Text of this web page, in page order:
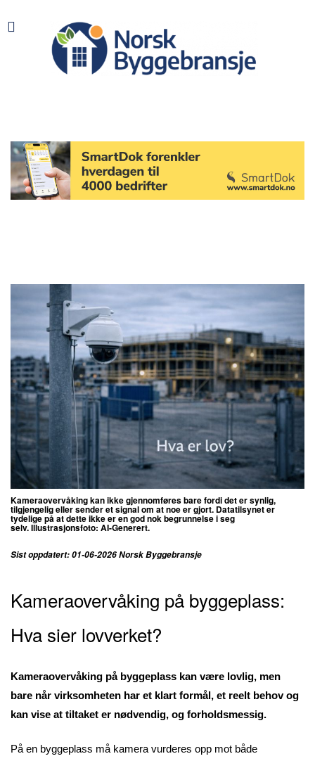
Kameraovervåking kan ikke gjennomføres bare fordi det er synlig,
tilgjengelig eller sender et signal om at noe er gjort. Datatilsynet er
tydelige på at dette ikke er en god nok begrunnelse i seg
selv.Illustrasjonsfoto: AI-Generert.
Sist oppdatert: 01-06-2026 Norsk Byggebransje
Kameraovervåking på byggeplass:
Hva sier lovverket?
Kameraovervåking på byggeplass kan være lovlig, men
bare når virksomheten har et klart formål, et reelt behov og
kan vise at tiltaket er nødvendig, og forholdsmessig.
På en byggeplass må kamera vurderes opp mot både